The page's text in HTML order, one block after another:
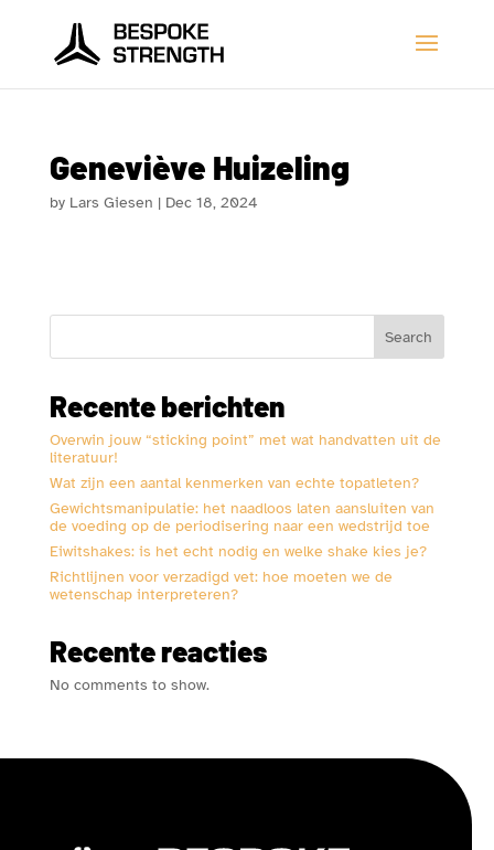
Geneviève Huizeling
by Lars Giesen | Dec 18, 2024
Search
Recente berichten
Overwin jouw “sticking point” met wat handvatten uit de
literatuur!
Wat zijn een aantal kenmerken van echte topatleten?
Gewichtsmanipulatie: het naadloos laten aansluiten van
de voeding op de periodisering naar een wedstrijd toe
Eiwitshakes: is het echt nodig en welke shake kies je?
Richtlijnen voor verzadigd vet: hoe moeten we de
wetenschap interpreteren?
Recente reacties
No comments to show.